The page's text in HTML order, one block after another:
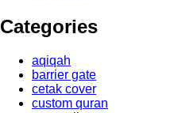
Categories
aqiqah
barrier gate
cetak cover
custom quran